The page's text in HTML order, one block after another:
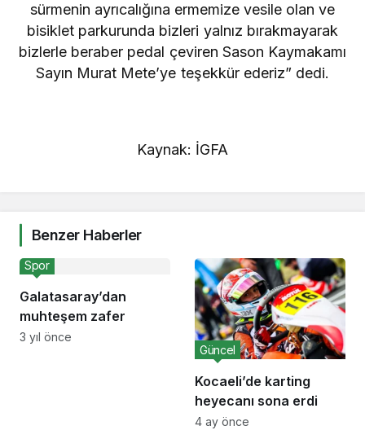
sürmenin ayrıcalığına ermemize vesile olan ve
bisiklet parkurunda bizleri yalnız bırakmayarak
bizlerle beraber pedal çeviren Sason Kaymakamı
Sayın Murat Mete’ye teşekkür ederiz” dedi.
Kaynak: İGFA
Benzer Haberler
Galatasaray’dan
muhteşem zafer
Spor
3 yıl önce
Kocaeli’de karting
heyecanı sona erdi
Güncel
4 ay önce